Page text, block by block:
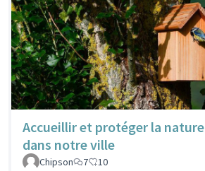
Accueillir et protéger la nature
dans notre ville
Chipson
7 10